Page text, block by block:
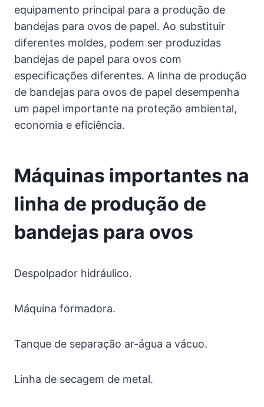
equipamento principal para a produção de
bandejas para ovos de papel. Ao substituir
diferentes moldes, podem ser produzidas
bandejas de papel para ovos com
especificações diferentes. A linha de produção
de bandejas para ovos de papel desempenha
um papel importante na proteção ambiental,
economia e eficiência.
Máquinas importantes na
linha de produção de
bandejas para ovos
Despolpador hidráulico.
Máquina formadora.
Tanque de separação ar-água a vácuo.
Linha de secagem de metal.